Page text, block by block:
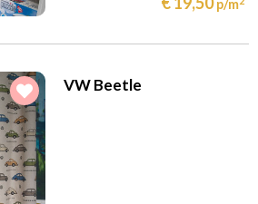
p/m
VW Beetle